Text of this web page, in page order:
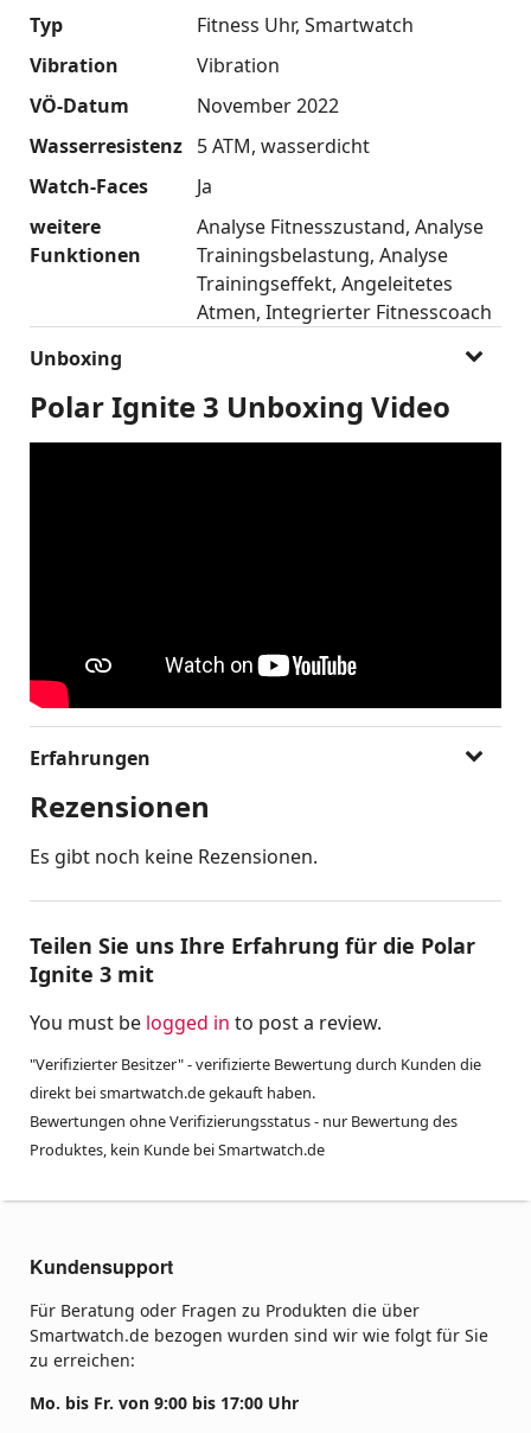
Typ
Fitness Uhr Smartwatch
Vibration
Vibration
VÖ-Datum
November 2022
Wasserresistenz 5 ATM wasserdicht
Watch-Faces
Ja
weitere
Funktionen
Analyse Fitnesszustand Analyse
Trainingsbelastung Analyse
Trainingseffekt Angeleitetes
Atmen Integrierter Fitnesscoach
Unboxing
Polar Ignite 3 Unboxing Video
Erfahrungen
Rezensionen
Es gibt noch keine Rezensionen.
Teilen Sie uns Ihre Erfahrung für die Polar
Ignite 3 mit
You must be logged in to post a review.
"Verifizierter Besitzer" - verifizierte Bewertung durch Kunden die
direkt bei smartwatch.de gekauft haben.
Bewertungen ohne Verifizierungsstatus - nur Bewertung des
Produktes, kein Kunde bei Smartwatch.de
Kundensupport
Für Beratung oder Fragen zu Produkten die über
Smartwatch.de bezogen wurden sind wir wie folgt für Sie
zu erreichen:
Mo. bis Fr. von 9:00 bis 17:00 Uhr